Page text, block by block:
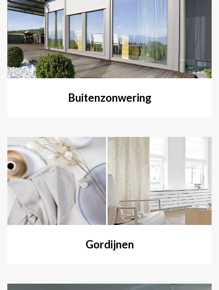
Buitenzonwering
Gordijnen